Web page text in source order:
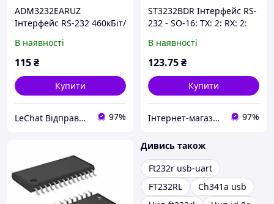
ADM3232EARUZ
Інтерфейс RS-232 460кБіт/
+85°
В наявності
115₴
Купити
LeChat Відправка від 1 до 5 днів! На деякі товари може бути передплата! 97%
ST3232BDR Інтерфейс RS-
232 - SO-16: TX: 2: RX: 2:
Напруга: від 3 ... 5,5 В.
В наявності
123.75₴
Купити
Інтернет-магазин ЗНАКОМО! Відправка від 1 до 5 днів! На деякі товари може бути передплата! 97%
Дивись також
Ft232r usb-uart
FT232RL
Ch341a usb